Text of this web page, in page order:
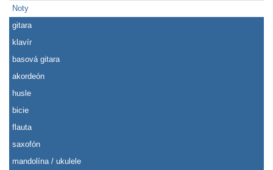
Noty
gitara
klavír
basová gitara
akordeón
husle
bicie
flauta
saxofón
mandolína / ukulele